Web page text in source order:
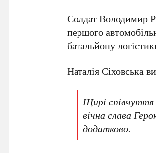
Солдат Володимир
першого
батальйону
Наталія Сіховська
Щирі співчуття
вічна слава
додатково.